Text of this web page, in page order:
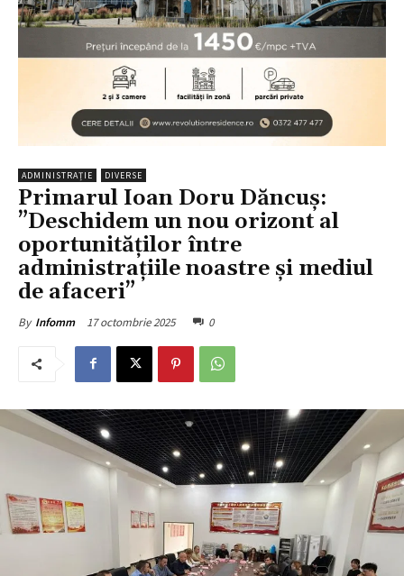
ADMINISTRAȚIE DIVERSE
Primarul Ioan Doru Dăncuș:
”Deschidem un nou orizont al
oportunităților între
administrațiile noastre și mediul
de afaceri”
By Infomm 17 octombrie 2025 0